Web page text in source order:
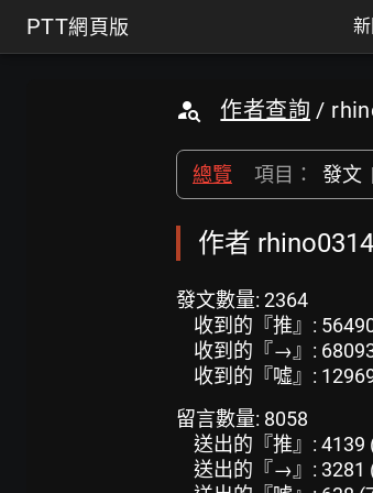
PTT網頁版
作者查詢 /
總覽 項目： 發文 |
作者
發文數量: 2364
收到的『推』:
收到的『→』:
收到的『噓』:
留言數量: 8058
送出的『推』: 4139
送出的『→』: 3281